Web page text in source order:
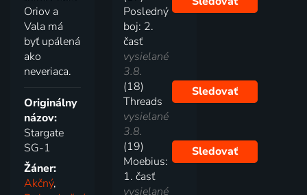
Oriov a
Vala má
byť upálená
ako
neveriaca.
Originálny
názov:
Stargate
SG-1
Žáner:
Akčný,
Posledný
boj: 2.
časť
vysielané
3.8.
(18)
Threads
vysielané
3.8.
Sledovať
(19)
Moebius:
1. časť
vysielané
Sledovať